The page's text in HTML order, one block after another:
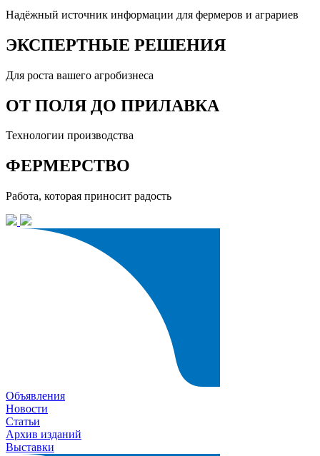
Надёжный источник информации для фермеров и аграриев
ЭКСПЕРТНЫЕ РЕШЕНИЯ
Для роста вашего агробизнеса
ОТ ПОЛЯ ДО ПРИЛАВКА
Технологии производства
ФЕРМЕРСТВО
Работа, которая приносит радость
Объявления
Новости
Статьи
Архив изданий
Выставки